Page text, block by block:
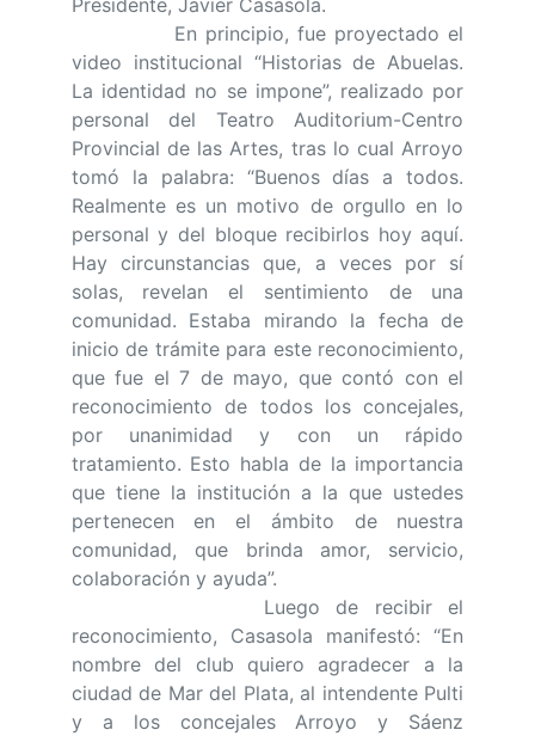
En principio, fue proyectado el
video institucional “Historias de Abuelas.
La identidad no se impone”, realizado por
personal del Teatro Auditorium-Centro
Provincial de las Artes, tras lo cual Arroyo
tomó la palabra: “Buenos días a todos.
Realmente es un motivo de orgullo en lo
personal y del bloque recibirlos hoy aquí.
Hay circunstancias que, a veces por sí
solas, revelan el sentimiento de una
comunidad. Estaba mirando la fecha de
inicio de trámite para este reconocimiento,
que fue el 7 de mayo, que contó con el
reconocimiento de todos los concejales,
por unanimidad y con un rápido
tratamiento. Esto habla de la importancia
que tiene la institución a la que ustedes
pertenecen en el ámbito de nuestra
comunidad, que brinda amor, servicio,
colaboración y ayuda”.
Luego de recibir el
reconocimiento, Casasola manifestó: “En
nombre del club quiero agradecer a la
ciudad de Mar del Plata, al intendente Pulti
y a los concejales Arroyo y Sáenz